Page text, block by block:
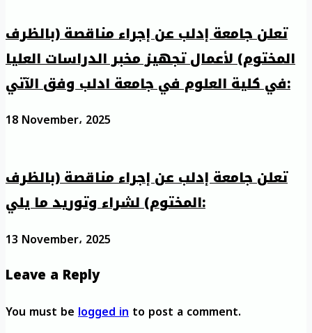
تعلن جامعة إدلب عن إجراء مناقصة (بالظرف
المختوم) لأعمال تجهيز مخبر الدراسات العليا
في كلية العلوم في جامعة ادلب وفق الآتي:
18 November، 2025
تعلن جامعة إدلب عن إجراء مناقصة (بالظرف
المختوم) لشراء وتوريد ما يلي:
13 November، 2025
Leave a Reply
You must belogged into post a comment.